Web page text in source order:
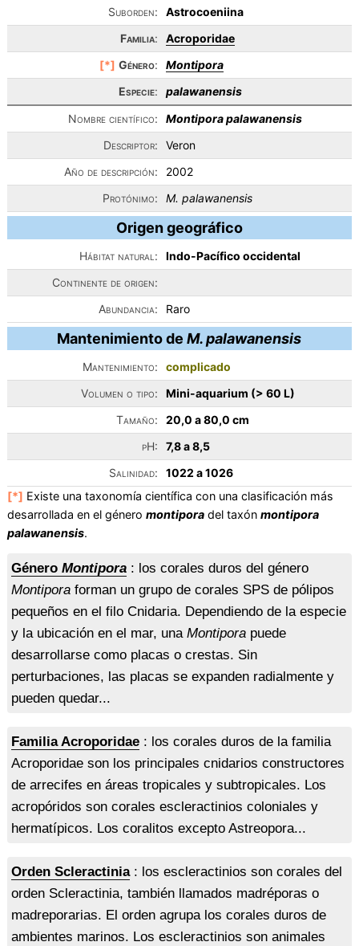
Suborden:
Astrocoeniina
Familia:
Acroporidae
[*] Género:
Montipora
Especie:
palawanensis
Nombre científico:
Montipora palawanensis
Descriptor:
Veron
Año de descripción:
2002
Protónimo:
M. palawanensis
Origen geográfico
Hábitat natural:
Indo-Pacífico occidental
Continente de origen:
Abundancia:
Raro
Mantenimiento deM. palawanensis
Mantenimiento:
complicado
Volumen o tipo:
Mini-aquarium (> 60 L)
Tamaño:
20,0 a 80,0 cm
pH:
7,8 a 8,5
Salinidad:
1022 a 1026
[*] Existe una taxonomía científica con una clasificación más
desarrollada en el género montiporadel taxón montipora
palawanensis.
Género Montipora: los corales duros del género
Montiporaforman un grupo de corales SPS de pólipos
pequeños en el filo Cnidaria. Dependiendo de la especie
y la ubicación en el mar, una Montiporapuede
desarrollarse como placas o crestas. Sin
perturbaciones, las placas se expanden radialmente y
pueden quedar...
Familia Acroporidae: los corales duros de la familia
Acroporidae son los principales cnidarios constructores
de arrecifes en áreas tropicales y subtropicales. Los
acropóridos son corales escleractinios coloniales y
hermatípicos. Los coralitos excepto Astreopora...
Orden Scleractinia: los escleractinios son corales del
orden Scleractinia, también llamados madréporas o
madreporarias. El orden agrupa los corales duros de
ambientes marinos. Los escleractinios son animales